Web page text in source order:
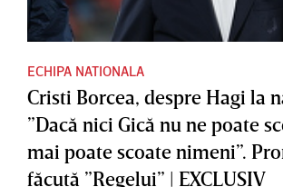
ECHIPA NATIONALA
Cristi Borcea, despre Hagi la
”Dacă nici Gică nu ne poate
mai poate scoate nimeni”.
făcută ”Regelui” | EXCLUSIV